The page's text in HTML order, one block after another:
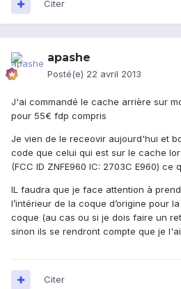
Citer
apashe
Posté(e) 22 avril 2013
J'ai commandé le cache arrière sur
pour 55€ fdp compris
Je vien de le receovir aujourd'hui et
code que celui qui est sur le cache
(FCC ID ZNFE960 IC: 2703C E960) ce
IL faudra que je face attention à
l’intérieur de la coque d’origine pour
coque (au cas ou si je dois faire un
sinon ils se rendront compte que je
Citer